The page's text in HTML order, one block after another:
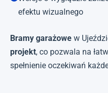
efektu wizualnego
Bramy garażowe w
projekt, co pozwala na
spełnienie oczekiwań